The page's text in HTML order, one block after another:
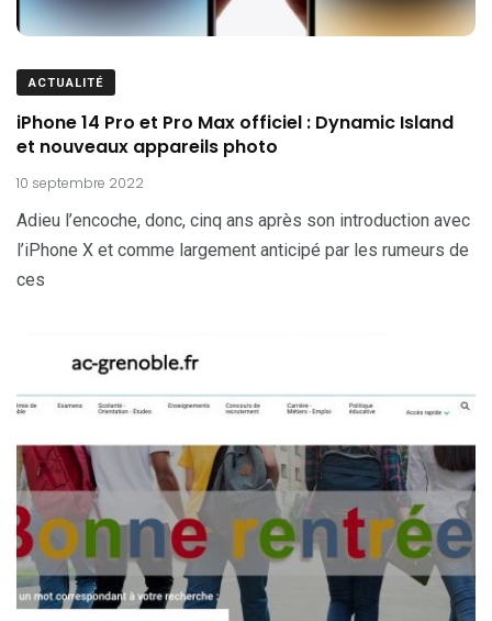
ACTUALITÉ
iPhone 14 Pro et Pro Max officiel : Dynamic Island
et nouveaux appareils photo
10 septembre 2022
Adieu l’encoche, donc, cinq ans après son introduction avec
l’iPhone X et comme largement anticipé par les rumeurs de
ces